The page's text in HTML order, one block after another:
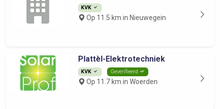
KVK
Op 11.5 km in Nieuwegein
Plattèl-Elektrotechniek
KVK Geverifieerd
Op 11.7 km in Woerden